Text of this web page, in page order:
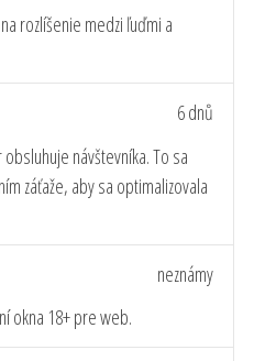
rozlíšenie medzi ľuďmi a
návštevníka. To sa
záťaže, aby sa optimalizovala
6 dnů
okna 18+ pre web.
neznámy